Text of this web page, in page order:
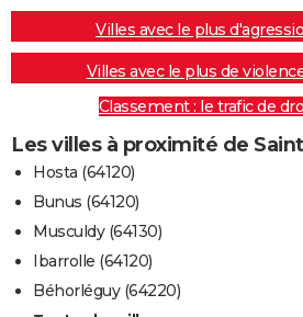
Villes avec le plus
Villes avec le plus de
Classement : le trafic de
Les villes à proximité de
Hosta (64120)
Bunus (64120)
Musculdy (64130)
Ibarrolle (64120)
Béhorléguy (64220)